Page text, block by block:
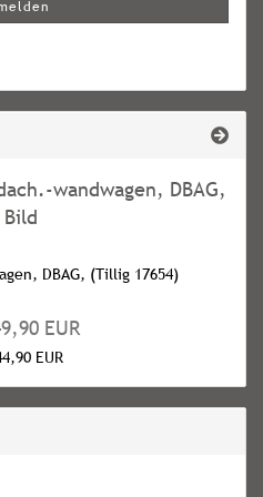
DBAG, (Tillig 17654)
EUR
EUR